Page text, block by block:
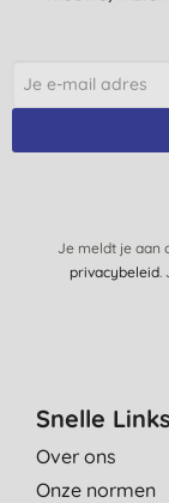
Dit product is een
meegaat, voor de
haar, hij doet wat
Mijn haar blijft na
Je meldt je aan
privacybeleid.
Snelle Links
Over ons
Onze normen